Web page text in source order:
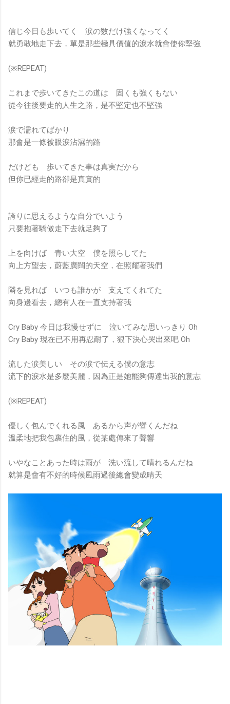
信じ今日も歩いてく 涙の数だけ強くなってく
就勇敢地走下去，單是那些極具價值的淚水就會使你堅強
(※REPEAT)
これまで歩いてきたこの道は 固くも強くもない
從今往後要走的人生之路，是不堅定也不堅強
涙で濡れてばかり
那會是一條被眼淚沾濕的路
だけども 歩いてきた事は真実だから
但你已經走的路卻是真實的
誇りに思えるような自分でいよう
只要抱著驕傲走下去就足夠了
上を向けば 青い大空 僕を照らしてた
向上方望去，蔚藍廣闊的天空，在照耀著我們
隣を見れば いつも誰かが 支えてくれてた
向身邊看去，總有人在一直支持著我
Cry Baby 今日は我慢せずに 泣いてみな思いっきり Oh
Cry Baby 現在已不用再忍耐了，狠下決心哭出來吧 Oh
流した涙美しい その涙で伝える僕の意志
流下的淚水是多麼美麗，因為正是她能夠傳達出我的意志
(※REPEAT)
優しく包んでくれる風 あるから声が響くんだね
溫柔地把我包裹住的風，從某處傳來了聲響
いやなことあった時は雨が 洗い流して晴れるんだね
就算是會有不好的時候風雨過後總會變成晴天